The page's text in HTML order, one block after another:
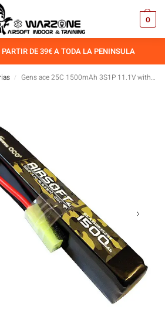
0
DE 39€ A TODA LA PENINSULA
/ Gens ace 25C 1500mAh 3S1P 11.1V with mini Tamiya Plug